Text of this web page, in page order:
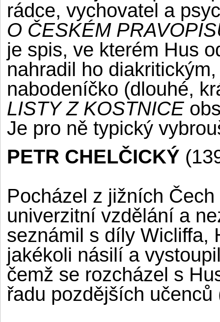
rádce, vychovatel a
O ČESKÉM
je spis, ve kterém Hus
nahradil ho
nabodeníčko (dlouhé,
LISTY Z KOSTNICE
Je pro ně typický
PETR CHELČICKÝ
Pocházel z jižních
univerzitní vzdělání a
seznámil s díly Wicliffa,
jakékoli násilí a
čemž se rozcházel s
řadu pozdějších učenců